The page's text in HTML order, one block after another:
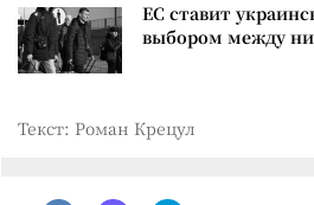
ЕС ставит
выбором между
Текст: Роман Крецул